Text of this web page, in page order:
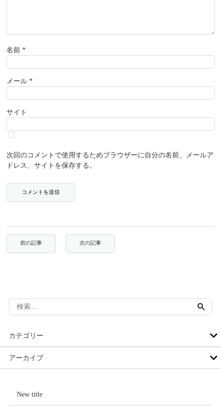
名前*
メール*
サイト
次回のコメントで使用するためブラウザーに自分の名前、メールア
ドレス、サイトを保存する。
検
カテゴリー
アーカイブ
New title